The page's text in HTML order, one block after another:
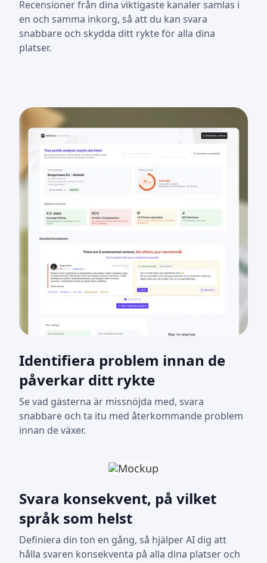
Recensioner från dina viktigaste kanaler samlas i
en och samma inkorg, så att du kan svara
snabbare och skydda ditt rykte för alla dina
platser.
Identifiera problem innan de
påverkar ditt rykte
Se vad gästerna är missnöjda med, svara
snabbare och ta itu med återkommande problem
innan de växer.
Svara konsekvent, på vilket
språk som helst
Definiera din ton en gång, så hjälper AI dig att
hålla svaren konsekventa på alla dina platser och